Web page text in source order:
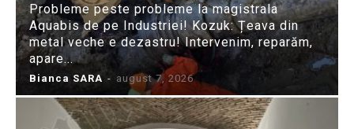
Probleme peste probleme la magistrala
Aquabis de pe Industriei! Kozuk: Țeava din
metal veche e dezastru! Intervenim, reparăm,
apare...
Bianca SARA - august 7, 2026